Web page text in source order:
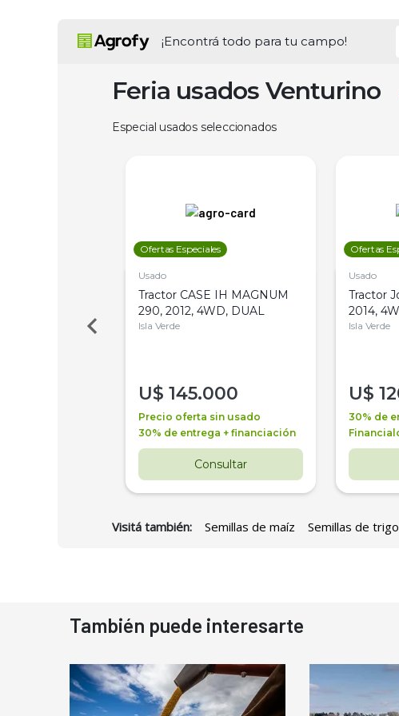
¡Encontrá todo para tu campo!
Feria usados Venturino
Especial usados seleccionados
Ofertas Especiales
Usado
Tractor CASE IH MAGNUM
290, 2012, 4WD, DUAL
Isla Verde
U$ 145.000
Precio oferta sin usado
30% de entrega + financiación
Consultar
Ofertas
Usado
Tractor
2014,
Isla Verde
U$
30% de
Visitá también: Semillas de maíz Semillas de trigo
También puede interesarte